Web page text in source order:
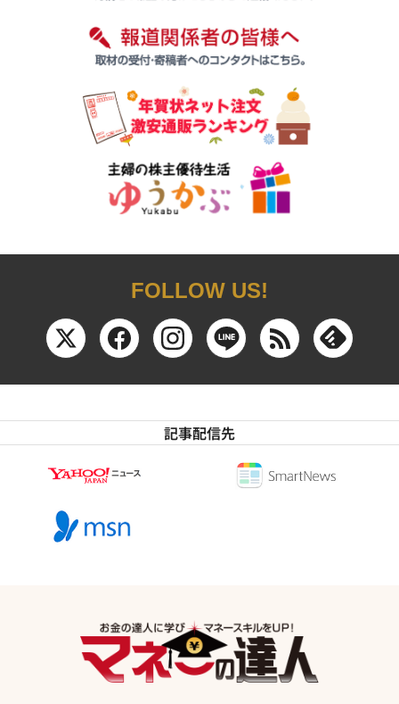
FOLLOW US!
記事配信先